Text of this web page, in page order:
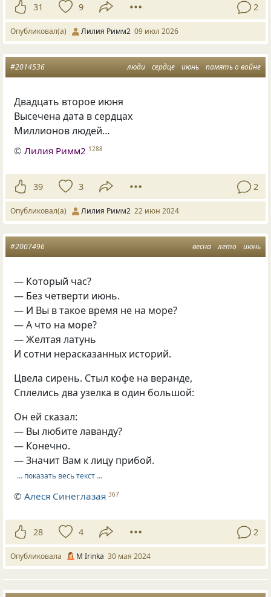
31 9 2
Опубликовал(а) Лилия Римм2 09 июл 2026
люди сердце июнь память о войне
#2014536
Двадцать второе июня
Высечена дата в сердцах
Миллионов людей…
©Лилия Римм2 1288
39 3 2
Опубликовал(а) Лилия Римм2 22 июн 2024
весна лето июнь
#2007496
— Который час?
— Без четверти июнь.
— И Вы в такое время не на море?
— А что на море?
— Желтая латунь
И сотни нерасказанных историй.
Цвела сирень. Стыл кофе на веранде,
Сплелись два узелка в один большой:
Он ей сказал:
— Вы любите лаванду?
— Конечно.
— Значит Вам к лицу прибой.
… показать весь текст …
©Алеся Синеглазая 367
28 4 2
Опубликовала М Irinka 30 мая 2024